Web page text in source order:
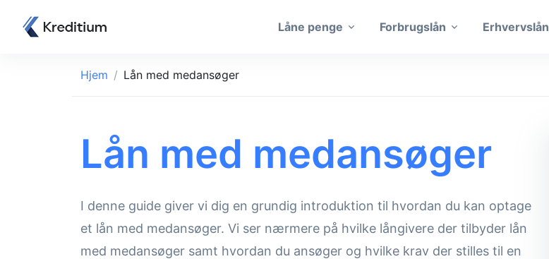
Låne penge Forbrugslån Erhvervslån
Hjem Lån med medansøger
Lån med medansøger
I denne guide giver vi dig en grundig introduktion til hvordan du kan optage
et lån med medansøger. Vi ser nærmere på hvilke långivere der tilbyder lån
med medansøger samt hvordan du ansøger og hvilke krav der stilles til en